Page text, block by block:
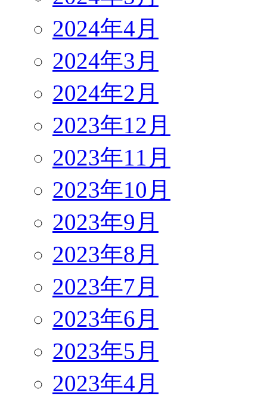
2024年4月
2024年3月
2024年2月
2023年12月
2023年11月
2023年10月
2023年9月
2023年8月
2023年7月
2023年6月
2023年5月
2023年4月